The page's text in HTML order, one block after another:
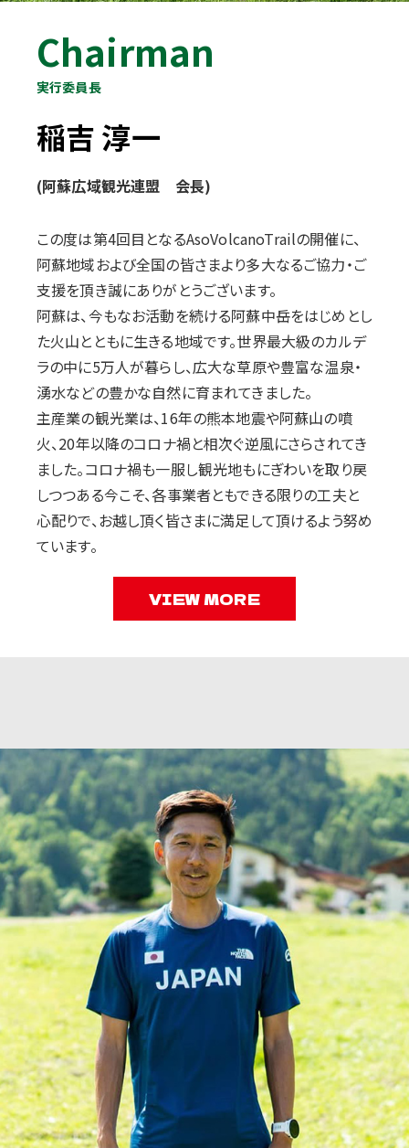
【参加案内を更新しました】
参加案内の一部を訂正しました。「シャトルバス路線図」に記載され
参加案内
【LAND CRUISER PRADO「NEWSCAPE」が会場に登場！】
CRUISER PRADO「NEWSCAPE」が会場に登場！
グラファイトグレー＆メルドグレーの2台を同時展示します。
撮影した写真をSNSに投稿すると、
うれしいプレゼントもあります。是非お立ち寄りください！
LAND CRUISER PRADO「NEWSCAPE」
2026.04.30
【重要：A6エイド地点変更・コース一部変更のお知らせ】
A6エイドは、「熊本ゼミナール童夢館」から県道28号線沿いの「久石
ファーム」に変更となりました。それに伴いコースが一部変更となっ
ております。
詳しくは、GPXデータおよび詳細コースマップをご確認ください。→コ
ースマップ
なお、コース変更に伴う関門時刻・制限時間の変更はございません。
ご了承ください。
【ロングコース】
A6エイド：93km地点 熊本ゼミナール童夢館→94km地点 久石ファ
ーム
関門時刻 5/10 7:00
フィニッシュ：アスペクタ 112km→
制限時間 5/10 12:00
Chairman
実行委員長
稲吉 淳一
(阿蘇広域観光連盟 会長)
この度は第4回目となるAsoVolcanoTrailの開催に、
阿蘇地域および全国の皆さまより多大なるご協力・ご
支援を頂き誠にありがとうございます。
阿蘇は、今もなお活動を続ける阿蘇中岳をはじめとし
た火山とともに生きる地域です。世界最大級のカルデ
ラの中に5万人が暮らし、広大な草原や豊富な温泉・
湧水などの豊かな自然に育まれてきました。
主産業の観光業は、16年の熊本地震や阿蘇山の噴
火、20年以降のコロナ禍と相次ぐ逆風にさらされてき
ました。コロナ禍も一服し観光地もにぎわいを取り戻
しつつある今こそ、各事業者ともできる限りの工夫と
心配りで、お越し頂く皆さまに満足して頂けるよう努め
ています。
VIEW MORE